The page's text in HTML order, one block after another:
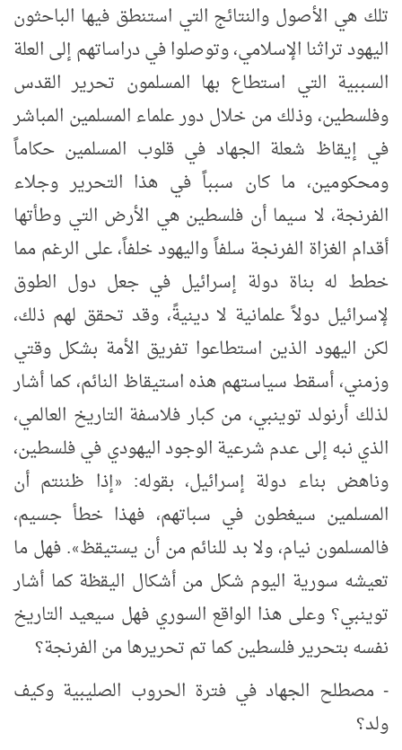
تلك هي الأصول والنتائج التي استنطق فيها الباحثون
اليهود تراثنا الإسلامي، وتوصلوا في دراساتهم إلى العلة
السببية التي استطاع بها المسلمون تحرير القدس
وفلسطين، وذلك من خلال دور علماء المسلمين المباشر
في إيقاظ شعلة الجهاد في قلوب المسلمين حكاماً
ومحكومين، ما كان سبباً في هذا التحرير وجلاء
الفرنجة، لا سيما أن فلسطين هي الأرض التي وطأتها
أقدام الغزاة الفرنجة سلفاً واليهود خلفاً، على الرغم مما
خطط له بناة دولة إسرائيل في جعل دول الطوق
لإسرائيل دولاً علمانية لا دينيةً، وقد تحقق لهم ذلك،
لكن اليهود الذين استطاعوا تفريق الأمة بشكل وقتي
وزمني، أسقط سياستهم هذه استيقاظ النائم، كما أشار
لذلك أرنولد توينبي، من كبار فلاسفة التاريخ العالمي،
الذي نبه إلى عدم شرعية الوجود اليهودي في فلسطين،
وناهض بناء دولة إسرائيل، بقوله:
«إذا ظننتم أن
المسلمين سيغطون في سباتهم، فهذا خطأ جسيم،
فالمسلمون نيام، ولا بد للنائم من أن يستيقظ». فهل ما
تعيشه سورية اليوم شكل من أشكال اليقظة كما أشار
توينبي؟ وعلى هذا الواقع السوري فهل سيعيد التاريخ
نفسه بتحرير فلسطين كما تم تحريرها من الفرنجة؟
- مصطلح الجهاد في فترة الحروب الصليبية وكيف
ولد؟